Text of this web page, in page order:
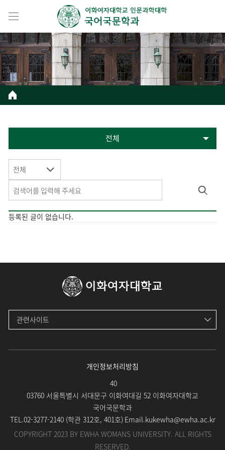
전체
전체
등록된 글이 없습니다.
이화여자대학교
관련사이트
개인정보처리방침
40
03760 서울특별시 서대문구 이화여대길 52 이화여자대학교
국어국문학과
TEL.02-3277-2140 (학관 312호, 401호) Email.kukewha@ewha.ac.kr
COPYRIGHT 2023 BY EWHA WOMANS UNIVERSITY. ALL RIGHTS
RESERVED.